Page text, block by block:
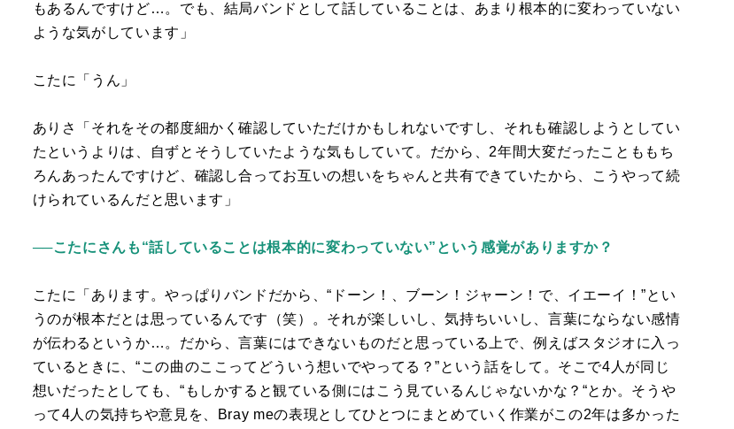
もあるんですけど…。でも、結局バンドとして話していることは、あまり根本的に変わっていない
ような気がしています」
こたに「うん」
ありさ「それをその都度細かく確認していただけかもしれないですし、それも確認しようとしてい
たというよりは、自ずとそうしていたような気もしていて。だから、 2年間大変だったことももち
ろんあったんですけど、確認し合ってお互いの想いをちゃんと共有できていたから、こうやって続
けられているんだと思います」
──こたにさんも“話していることは根本的に変わっていない”という感覚がありますか？
こたに「あります。やっぱりバンドだから、“ドーン！、ブーン！ジャーン！で、イエーイ！”とい
うのが根本だとは思っているんです（笑）。それが楽しいし、気持ちいいし、言葉にならない感情
が伝わるというか…。だから、言葉にはできないものだと思っている上で、例えばスタジオに入っ
ているときに、“この曲のここってどういう想いでやってる？”という話をして。そこで4 人が同じ
想いだったとしても、“もしかすると観ている側にはこう見ているんじゃないかな？“とか。そうや
って4人の気持ちや意見を、 Bray meの表現としてひとつにまとめていく作業がこの2年は多かった